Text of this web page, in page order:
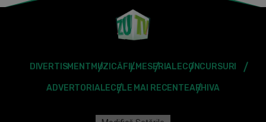
DIVERTISMENT MUZICĂFILMESERIALECONCURSURI
ADVERTORIALECELE MAI RECENTEARHIVA